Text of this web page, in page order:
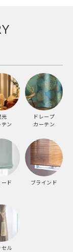
光
テン
ドレープ
カーテン
ード ブラインド
セル